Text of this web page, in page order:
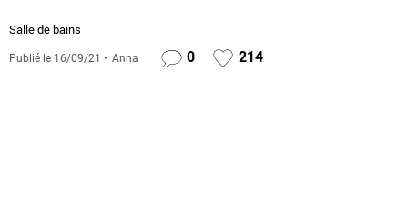
Salle de bains
Publié le 16/09/21 Anna 0 214